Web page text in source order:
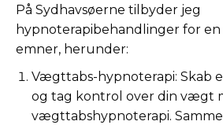
På Sydhavsøerne tilbyder jeg
hypnoterapibehandlinger for
emner, herunder:
Vægttabs-hypnoterapi: Skab
og tag kontrol over din vægt
vægttabshypnoterapi.